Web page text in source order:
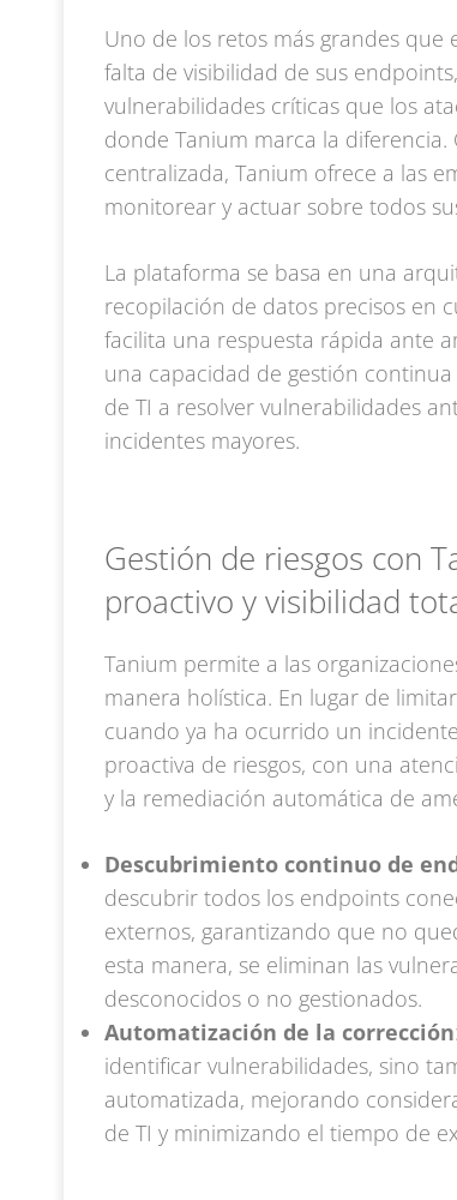
Uno de los retos más grandes que
falta de visibilidad de sus
vulnerabilidades críticas que los
donde Tanium marca la
centralizada, Tanium ofrece a las
monitorear y actuar sobre todos
La plataforma se basa en una
recopilación de datos precisos en
facilita una respuesta rápida ante
una capacidad de gestión
de TI a resolver vulnerabilidades
incidentes mayores.
Gestión de riesgos con
proactivo y visibilidad
Tanium permite a las
manera holística. En lugar de
cuando ya ha ocurrido un
proactiva de riesgos, con una
y la remediación automática de
Descubrimiento continuo de
descubrir todos los endpoints
externos, garantizando que no
esta manera, se eliminan las
desconocidos o no gestionados.
Automatización de la corrección
identificar vulnerabilidades, sino
automatizada, mejorando
de TI y minimizando el tiempo de